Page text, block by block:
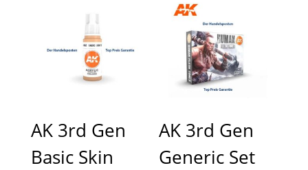
AK 3rd Gen
Basic Skin
AK 3rd Gen
Generic Set